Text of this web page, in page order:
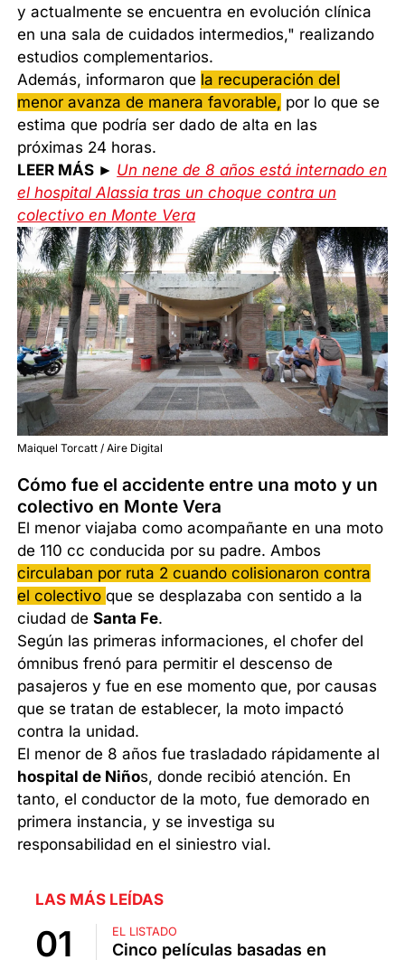
y actualmente se encuentra en evolución clínica
en una sala de cuidados intermedios," realizando
estudios complementarios.
Además, informaron que la recuperación del
menor avanza de manera favorable, por lo que se
estima que podría ser dado de alta en las
próximas 24 horas.
LEER MÁS ► Un nene de 8 años está internado en
el hospital Alassia tras un choque contra un
colectivo en Monte Vera
Maiquel Torcatt / Aire Digital
Cómo fue el accidente entre una moto y un
colectivo en Monte Vera
El menor viajaba como acompañante en una moto
de 110 cc conducida por su padre. Ambos
circulaban por ruta 2 cuando colisionaron contra
el colectivoque se desplazaba con sentido a la
ciudad deSanta Fe.
Según las primeras informaciones, el chofer del
ómnibus frenó para permitir el descenso de
pasajeros y fue en ese momento que, por causas
que se tratan de establecer, la moto impactó
contra la unidad.
El menor de 8 años fue trasladado rápidamente al
hospital de Niños, donde recibió atención. En
tanto, el conductor de la moto, fue demorado en
primera instancia, y se investiga su
responsabilidad en el siniestro vial.
LAS MÁS LEÍDAS
EL LISTADO
Cinco películas basadas en